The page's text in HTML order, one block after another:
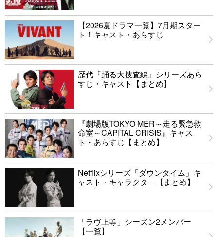
【2026夏ドラマ一覧】7月期スター
ト！キャスト・あらすじ
歴代『踊る大捜査線』シリーズあら
すじ・キャスト【まとめ】
『劇場版TOKYO MER～走る緊急救
命室～CAPITAL CRISIS』キャス
ト・あらすじ【まとめ】
Netflixシリーズ「ダウンタイム」キ
ャスト・キャラクター【まとめ】
「ラヴ上等」シーズン2メンバー
【一覧】